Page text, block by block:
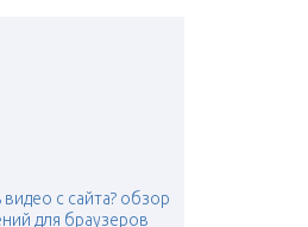
видео с сайта? обзор
для браузеров